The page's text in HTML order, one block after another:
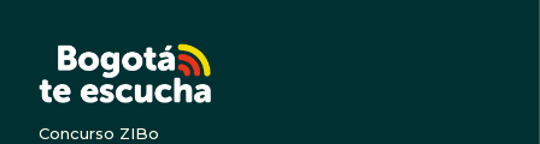
Concurso ZIBo